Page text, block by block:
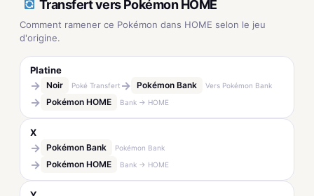
Transfert vers Pokémon HOME
Comment ramener ce Pokémon dans HOME selon le jeu
d'origine.
Platine
→ Noir Poké Transfert → Pokémon Bank Vers Pokémon Bank
→ Pokémon HOME Bank → HOME
X
→ Pokémon Bank Pokémon Bank
→ Pokémon HOME Bank → HOME